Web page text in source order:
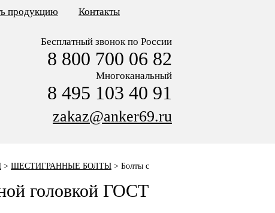
> ШЕСТИГРАННЫЕ БОЛТЫ > Болты с
головкой ГОСТ
продукцию Контакты
Бесплатный звонок по России
8 800 700 06 82
Многоканальный
8 495 103 40 91
zakaz@anker69.ru